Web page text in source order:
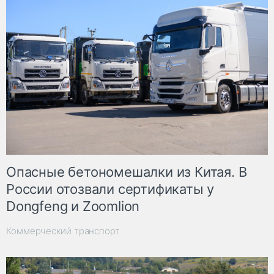
Опасные бетономешалки из Китая. В
России отозвали сертификаты у
Dongfeng и Zoomlion
Коммерческий транспорт